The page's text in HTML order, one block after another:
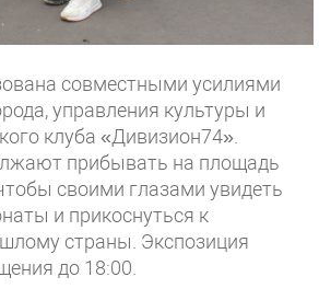
совместными усилиями
управления культуры и
клуба «Дивизион74».
прибывать на площадь
своими глазами увидеть
и прикоснуться к
страны. Экспозиция
до 18:00.